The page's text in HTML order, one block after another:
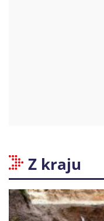
Z kraju